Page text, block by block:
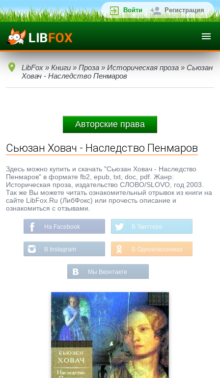
Войти Регистрация
LibFox » Книги » Проза » Историческая проза » Сьюзан
Ховач - Наследство Пенмаров
Авторские права
Сьюзан Ховач - Наследство Пенмаров
Здесь можно купить и скачать "Сьюзан Ховач - Наследство
Пенмаров" в формате fb2, epub, txt, doc, pdf. Жанр:
Историческая проза, издательство СЛОВО/SLOVO, год 2003.
Так же Вы можете читать ознакомительный отрывок из книги на
сайте LibFox.Ru (ЛибФокс) или прочесть описание и
ознакомиться с отзывами.
На Facebook В Твиттере
В Instagram В Одноклассниках
Мы Вконтакте